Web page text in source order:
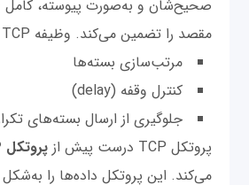
صحیح‌شان و به‌صورت پیوسته، کامل و
مقصد را تضمین می‌کند. وظیفه TCP چنین است:
مرتب‌سازی بسته‌ها
کنترل وقفه (delay)‌
جلوگیری از ارسال بسته‌های
پروتکل TCP درست پیش از
پروتکل IP
می‌کند. این پروتکل داده‌ها را